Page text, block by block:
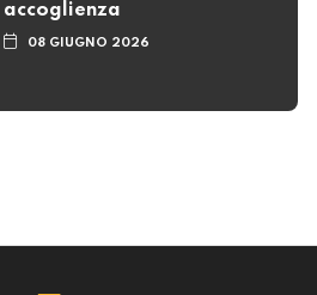
accoglienza
08 GIUGNO 2026